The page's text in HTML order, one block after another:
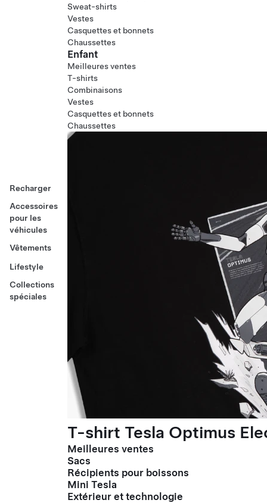
Recharger
Accessoires
pour les
véhicules
Vêtements
Lifestyle
Collections
spéciales
Sweat-shirts
Vestes
Casquettes et bonnets
Chaussettes
Enfant
Meilleures ventes
T-shirts
Combinaisons
Vestes
Casquettes et bonnets
Chaussettes
T-shirt Tesla Optimus
Meilleures ventes
Sacs
Récipients pour boissons
Mini Tesla
Extérieur et technologie